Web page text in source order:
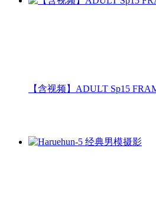
【含视频】ADULT Sp15